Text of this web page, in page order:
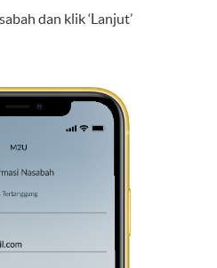
dan klik ‘Lanjut’